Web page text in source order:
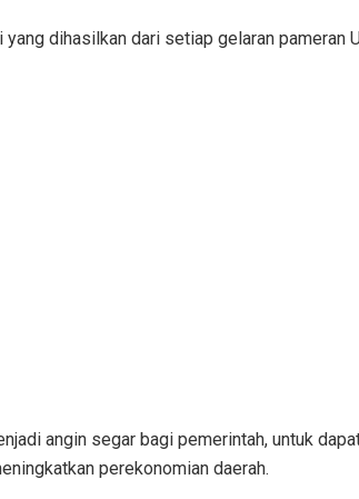
yang dihasilkan dari setiap gelaran pameran
angin segar bagi pemerintah, untuk
perekonomian daerah.